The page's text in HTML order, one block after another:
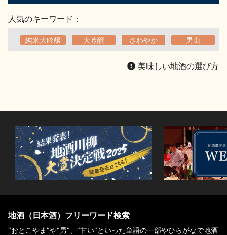
人気のキーワード：
純米大吟醸 大吟醸 さわやか 男山
美味しい地酒の選び方
地酒（日本酒）フリーワード検索
“おとこやま”や“男”、”甘い”といった単語の一部やひらがなで地酒